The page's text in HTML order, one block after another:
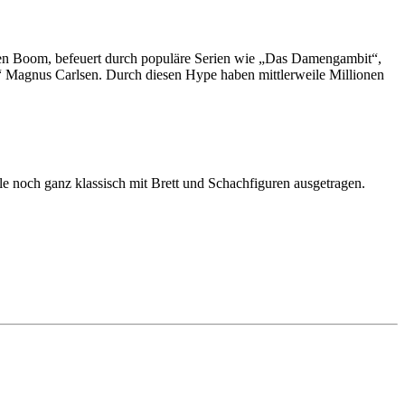
Boom, befeuert durch populäre Serien wie „Das Damengambit“,
Carlsen. Durch diesen Hype haben mittlerweile Millionen
ganz klassisch mit Brett und Schachfiguren ausgetragen.